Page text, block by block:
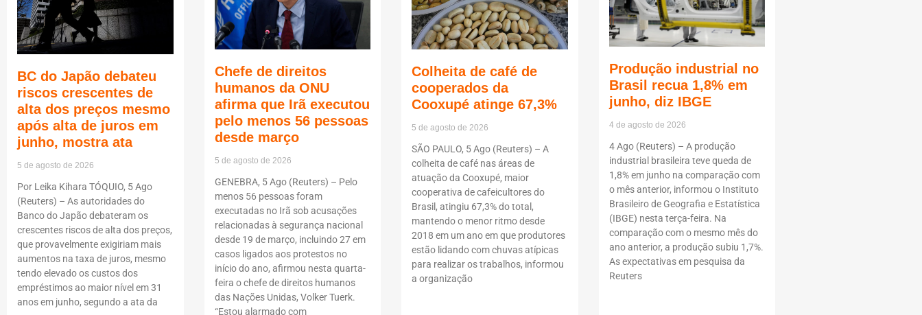
BC do Japão debateu
riscos crescentes de
alta dos preços mesmo
após alta de juros em
junho, mostra ata
5 de agosto de 2026
Por Leika Kihara TÓQUIO, 5 Ago
(Reuters) – As autoridades do
Banco do Japão debateram os
crescentes riscos de alta dos preços,
que provavelmente exigiriam mais
aumentos na taxa de juros, mesmo
tendo elevado os custos dos
empréstimos ao maior nível em 31
anos em junho, segundo a ata da
Chefe de direitos
humanos da ONU
afirma que Irã executou
pelo menos 56 pessoas
desde março
5 de agosto de 2026
GENEBRA, 5 Ago (Reuters) – Pelo
menos 56 pessoas foram
executadas no Irã sob acusações
relacionadas à segurança nacional
desde 19 de março, incluindo 27 em
casos ligados aos protestos no
início do ano, afirmou nesta quarta-
feira o chefe de direitos humanos
das Nações Unidas, Volker Tuerk.
“Estou alarmado com
Colheita de café de
cooperados da
Cooxupé atinge 67,3%
5 de agosto de 2026
SÃO PAULO, 5 Ago (Reuters) – A
colheita de café nas áreas de
atuação da Cooxupé, maior
cooperativa de cafeicultores do
Brasil, atingiu 67,3% do total,
mantendo o menor ritmo desde
2018 em um ano em que produtores
estão lidando com chuvas atípicas
para realizar os trabalhos, informou
a organização
Produção industrial no
Brasil recua 1,8% em
junho, diz IBGE
4 de agosto de 2026
4 Ago (Reuters) – A produção
industrial brasileira teve queda de
1,8% em junho na comparação com
o mês anterior, informou o Instituto
Brasileiro de Geografia e Estatística
(IBGE) nesta terça-feira. Na
comparação com o mesmo mês do
ano anterior, a produção subiu 1,7%.
As expectativas em pesquisa da
Reuters